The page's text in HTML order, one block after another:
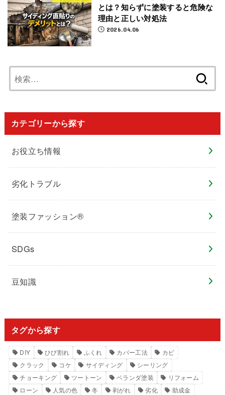
とは？知らずに塗装すると危険な
理由と正しい対処法
2026.04.06
索:
カテゴリーから探す
お役立ち情報
劣化トラブル
塗装ファッション®︎
SDGs
豆知識
タグから探す
DIY ひび割れ ふくれ カバー工法
カビ
クラック
コケ サイディング
シーリング
チョーキング
ツートーン ベランダ塗装
リフォーム
ローン
人気の色 冬 剥がれ 劣化
助成金